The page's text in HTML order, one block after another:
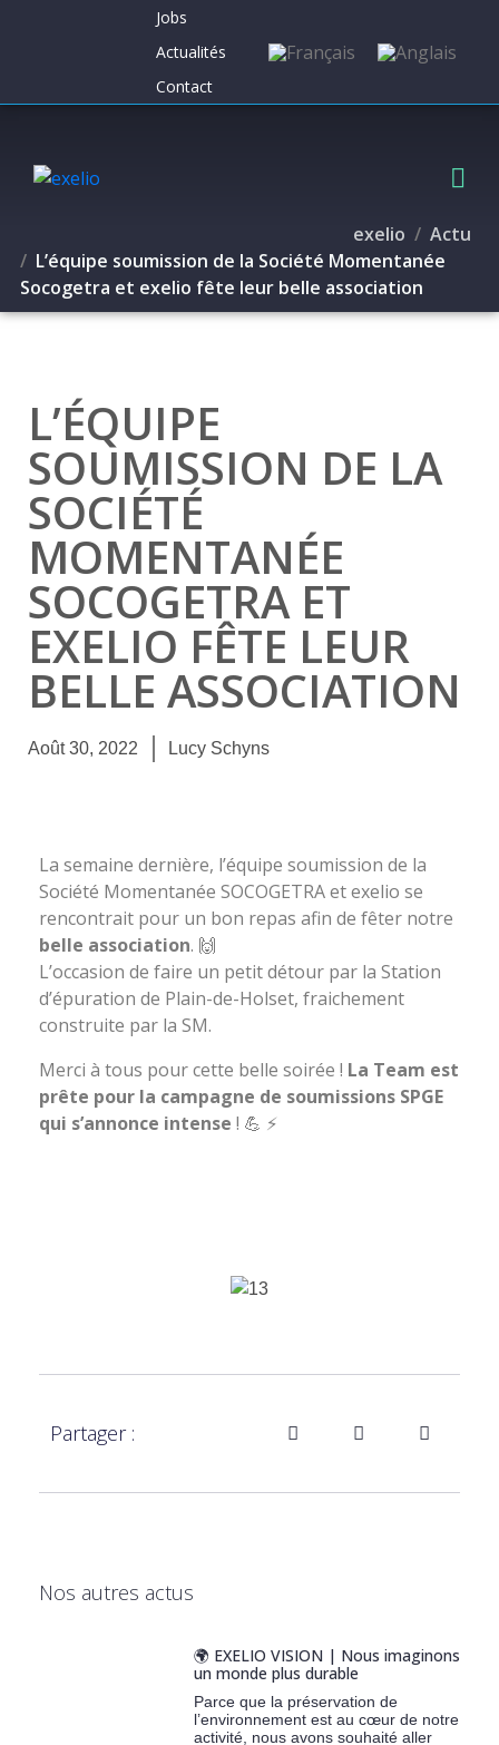
Jobs
Actualités
Contact
exelio
Actu
L’équipe soumission de la Société Momentanée
Socogetra et exelio fête leur belle association
L’ÉQUIPE
SOUMISSION DE LA
SOCIÉTÉ
MOMENTANÉE
SOCOGETRA ET
EXELIO FÊTE LEUR
BELLE ASSOCIATION
Août 30, 2022 Lucy Schyns
La semaine dernière, l’équipe soumission de la
Société Momentanée SOCOGETRA et exelio se
rencontrait pour un bon repas afin de fêter notre
belle association. 🙌
L’occasion de faire un petit détour par la Station
d’épuration de Plain-de-Holset, fraichement
construite par la SM.
Merci à tous pour cette belle soirée ! La Team est
prête pour la campagne de soumissions SPGE
qui s’annonce intense ! 💪 ⚡
Partager :
Nos autres actus
🌍 EXELIO VISION | Nous imaginons
un monde plus durable
Parce que la préservation de
l’environnement est au cœur de notre
activité, nous avons souhaité aller